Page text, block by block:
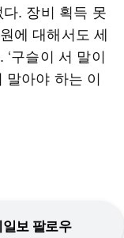
. 장비 획득 못
에 대해서도 세
구슬이 서 말이
말아야 하는 이
보 팔로우